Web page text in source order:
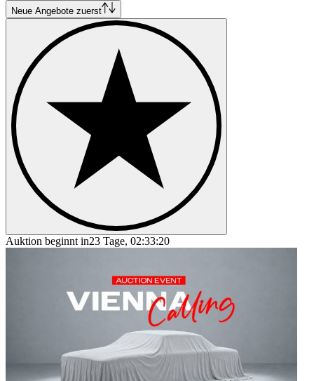
Neue Angebote zuerst
Auktion beginnt in23 Tage, 02:33:20